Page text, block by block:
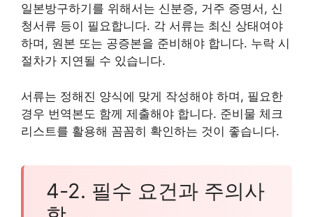
일본방구하기를 위해서는 신분증, 거주 증명서, 신
청서류 등이 필요합니다. 각 서류는 최신 상태여야
하며, 원본 또는 공증본을 준비해야 합니다. 누락 시
절차가 지연될 수 있습니다.
서류는 정해진 양식에 맞게 작성해야 하며, 필요한
경우 번역본도 함께 제출해야 합니다. 준비물 체크
리스트를 활용해 꼼꼼히 확인하는 것이 좋습니다.
4-2. 필수 요건과 주의사